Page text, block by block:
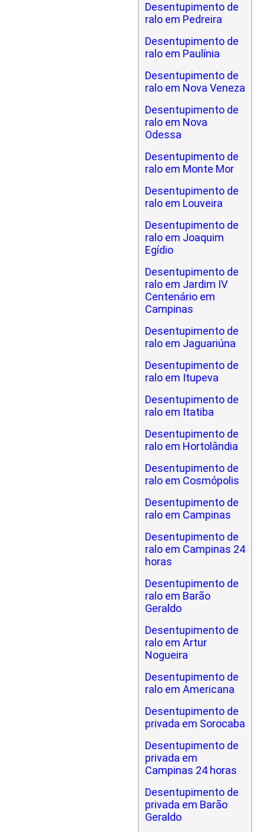
Desentupimento de
ralo em Pedreira
Desentupimento de
ralo em Paulínia
Desentupimento de
ralo em Nova Veneza
Desentupimento de
ralo em Nova
Odessa
Desentupimento de
ralo em Monte Mor
Desentupimento de
ralo em Louveira
Desentupimento de
ralo em Joaquim
Egídio
Desentupimento de
ralo em Jardim IV
Centenário em
Campinas
Desentupimento de
ralo em Jaguariúna
Desentupimento de
ralo em Itupeva
Desentupimento de
ralo em Itatiba
Desentupimento de
ralo em Hortolândia
Desentupimento de
ralo em Cosmópolis
Desentupimento de
ralo em Campinas
Desentupimento de
ralo em Campinas 24
horas
Desentupimento de
ralo em Barão
Geraldo
Desentupimento de
ralo em Artur
Nogueira
Desentupimento de
ralo em Americana
Desentupimento de
privada em Sorocaba
Desentupimento de
privada em
Campinas 24 horas
Desentupimento de
privada em Barão
Geraldo